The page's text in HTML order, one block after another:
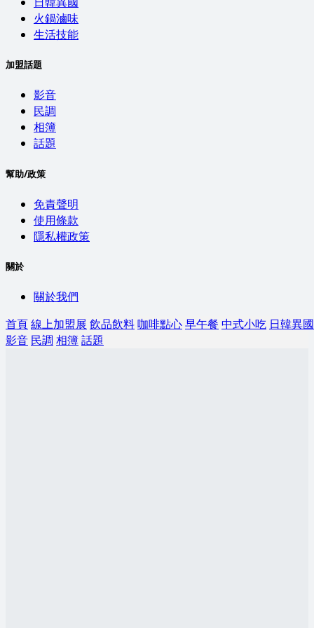
火鍋滷味
生活技能
加盟話題
影音
民調
相簿
話題
幫助/政策
免責聲明
使用條款
隱私權政策
關於
關於我們
首頁線上加盟展 飲品飲料咖啡點心早午餐 中式小吃 日韓異國
影音 民調 相簿話題